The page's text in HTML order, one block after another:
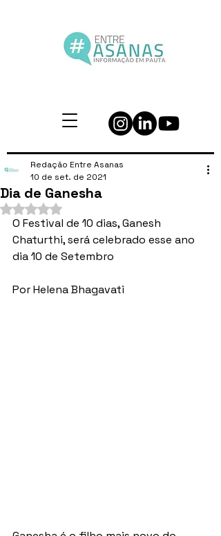
Dia de Ganesha
Redação Entre Asanas
10 de set. de 2021
Avaliado com NaN de 5 estrelas.
O Festival de 10 dias, Ganesh
Chaturthi, será celebrado esse ano
dia 10 de Setembro
Por Helena Bhagavati